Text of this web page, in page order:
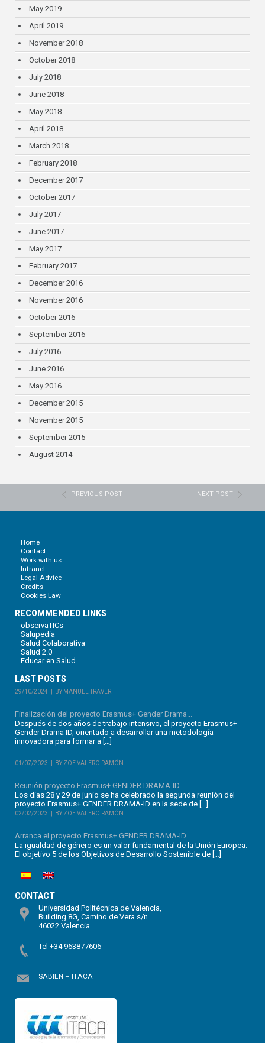
May 2019
April 2019
November 2018
October 2018
July 2018
June 2018
May 2018
April 2018
March 2018
February 2018
December 2017
October 2017
July 2017
June 2017
May 2017
February 2017
December 2016
November 2016
October 2016
September 2016
July 2016
June 2016
May 2016
December 2015
November 2015
September 2015
August 2014
PREVIOUS POST NEXT POST
Home
Contact
Work with us
Intranet
Legal Advice
Credits
Cookies Law
RECOMMENDED LINKS
observaTICs
Salupedia
Salud Colaborativa
Salud 2.0
Educar en Salud
LAST POSTS
29/10/2024 BY MANUEL TRAVER
Finalización del proyecto Erasmus+ Gender Drama...
Después de dos años de trabajo intensivo, el proyecto Erasmus+
Gender Drama ID, orientado a desarrollar una metodología
innovadora para formar a […]
01/07/2023 BY ZOE VALERO RAMÓN
Reunión proyecto Erasmus+ GENDER DRAMA-ID
Los días 28 y 29 de junio se ha celebrado la segunda reunión del
proyecto Erasmus+ GENDER DRAMA-ID en la sede de […]
02/02/2023 BY ZOE VALERO RAMÓN
Arranca el proyecto Erasmus+ GENDER DRAMA-ID
La igualdad de género es un valor fundamental de la Unión Europea.
El objetivo 5 de los Objetivos de Desarrollo Sostenible de […]
CONTACT
Universidad Politécnica de Valencia,
Building 8G, Camino de Vera s/n
46022 Valencia
Tel +34 963877606
SABIEN – ITACA